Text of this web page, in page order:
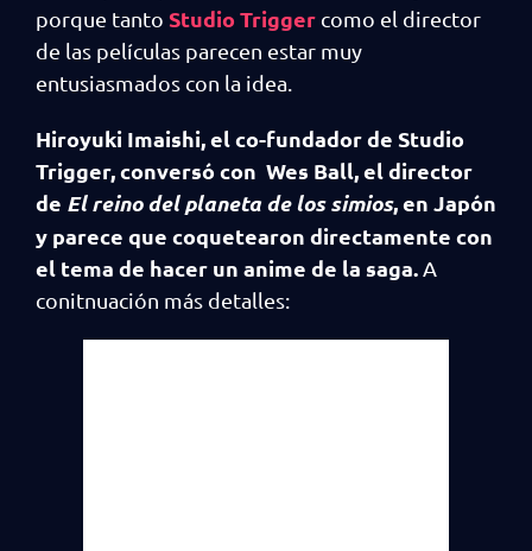
porque tanto Studio Trigger como el director
de las películas parecen estar muy
entusiasmados con la idea.
Hiroyuki Imaishi, el co-fundador de Studio
Trigger, conversó con Wes Ball, el director
de El reino del planeta de los simios, en Japón
y parece que coquetearon directamente con
el tema de hacer un anime de la saga. A
conitnuación más detalles: